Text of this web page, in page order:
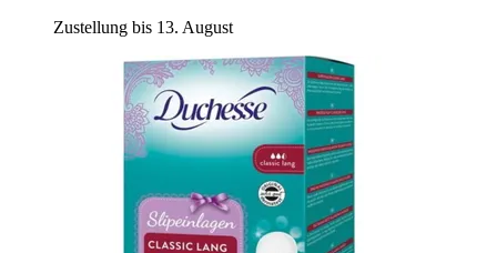
Zustellung bis 13. August